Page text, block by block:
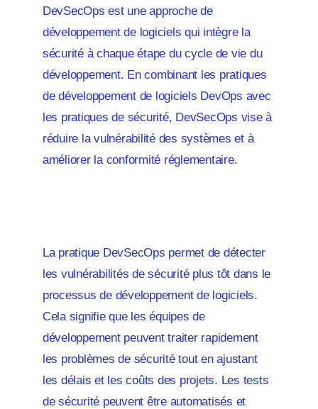
DevSecOps est une approche de
développement de logiciels qui intègre la
sécurité à chaque étape du cycle de vie du
développement. En combinant les pratiques
de développement de logiciels DevOps avec
les pratiques de sécurité, DevSecOps vise à
réduire la vulnérabilité des systèmes et à
améliorer la conformité réglementaire.
La pratique DevSecOps permet de détecter
les vulnérabilités de sécurité plus tôt dans le
processus de développement de logiciels.
Cela signifie que les équipes de
développement peuvent traiter rapidement
les problèmes de sécurité tout en ajustant
les délais et les coûts des projets. Les tests
de sécurité peuvent être automatisés et